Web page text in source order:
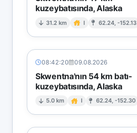
kuzeybatısında, Alaska
31.2 km I 62.24, -152.13
08:42:20 09.08.2026
Skwentna'nın 54 km batı-
kuzeybatısında, Alaska
5.0 km I 62.24, -152.30